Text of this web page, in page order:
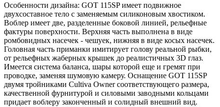
Особенности дизайна: GOT 115SP имеет подвижное
двухсоставное тело с заменяемым силиконовым хвостиком.
Воблер имеет две, разделенные боковой линией, рельефные
фактуры поверхности. Верхняя часть выполнена в виде
ромбовидных насечек - чешуек, нижняя в виде косых насечек.
Головная часть приманки имитирует голову реальной рыбки,
от рельефных жаберных крышек до реалистичных 3D глаз.
Имеется система баланса, шары которой еще и гремят при
проводке, заменяя шумовую камеру. Оснащение GOT 115SP
двумя тройниками Cultiva Owner соответствующего размера,
качественной фурнитурой и силовыми заводными кольцами
придает воблеру законченный и солидный внешний вид.